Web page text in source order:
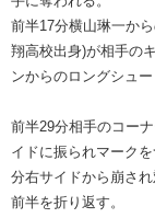
前半17分横山琳一か
翔高校出身)が相手の
ンからのロングシュ
前半29分相手のコー
イドに振られマーク
分右サイドから崩さ
前半を折り返す。